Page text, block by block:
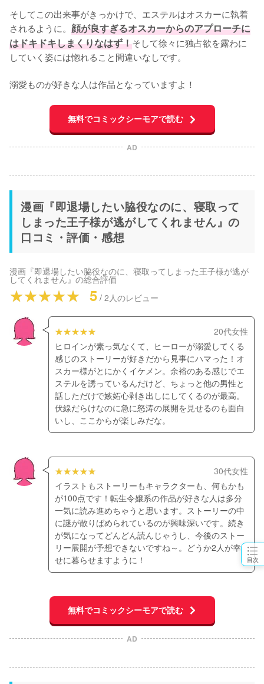
目次
そしてこの出来事がきっかけで、エステルはオスカーに執着
されるように。 顔が良すぎるオスカーからのアプローチに
はドキドキしまくりなはず！そして徐々に独占欲を露わに
していく姿には惚れること間違いなしです。
溺愛ものが好きな人は作品となっていますよ！
無料でコミックシーモアで読む
AD
漫画『即退場したい脇役なのに、寝取って
しまった王子様が逃がしてくれません』の
口コミ・評価・感想
漫画『即退場したい脇役なのに、寝取ってしまった王子様が逃が
してくれません』の総合評価
5 / 2人のレビュー
20代女性
ヒロインが素っ気なくて、ヒーローが溺愛してくる
感じのストーリーが好きだから見事にハマった！オ
スカー様がとにかくイケメン。余裕のある感じでエ
ステルを誘っているんだけど、ちょっと他の男性と
話しただけで嫉妬心剥き出しにしてくるのが最高。
伏線だらけなのに急に怒涛の展開を見せるのも面白
いし、ここからが楽しみだな。
30代女性
イラストもストーリーもキャラクターも、何もかも
が100点です！転生令嬢系の作品が好きな人は多分
一気に読み進めちゃうと思います。ストーリーの中
に謎が散りばめられているのが興味深いです。続き
が気になってどんどん読んじゃうし、今後のストー
リー展開が予想できないですね～。どうか2人が幸
せに暮らせますように！
無料でコミックシーモアで読む
AD